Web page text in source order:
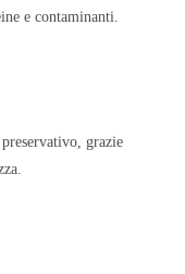
e contaminanti.
grazie